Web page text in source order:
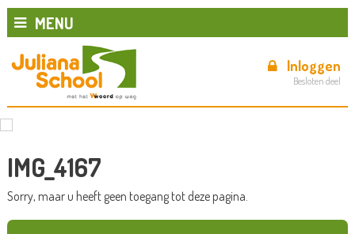
MENU
Inloggen
Besloten deel
IMG_4167
Sorry, maar u heeft geen toegang tot deze pagina.